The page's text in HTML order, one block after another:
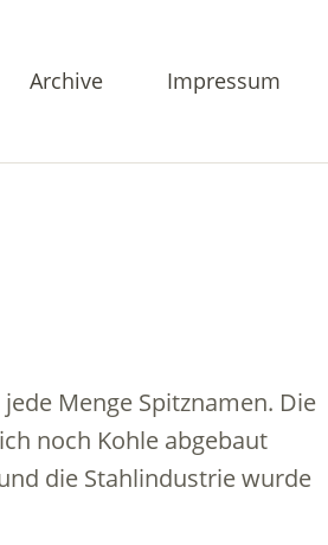
Archive Impressum
Menge Spitznamen. Die
noch Kohle abgebaut
die Stahlindustrie wurde